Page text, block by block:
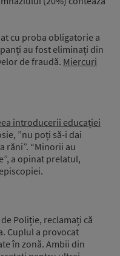
cu proba obligatorie a
au fost eliminați din
de fraudă. Miercuri
introducerii educației
”nu poți să-i dai
răni”. “Minorii au
a opinat prelatul,
Poliție, reclamați că
Cuplul a provocat
în zonă. Ambii din